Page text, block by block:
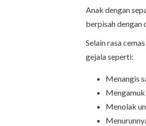
Anak dengan
berpisah dengan
Selain rasa
gejala seperti:
Menangis
Menolak